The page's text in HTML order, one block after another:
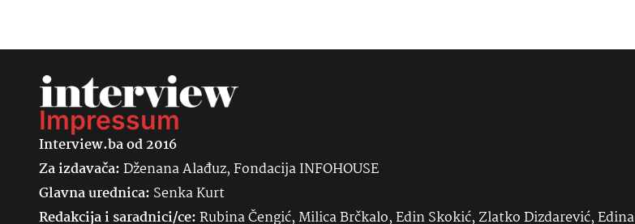
Impressum
Interview.ba od 2016
Za izdavača:Dženana Alađuz, Fondacija INFOHOUSE
Glavna urednica: SenkaKurt
Redakcija i saradnici/ce:Rubina Čengić, Milica Brčkalo, Edin Skokić, Zlatko Dizdarević, Edina